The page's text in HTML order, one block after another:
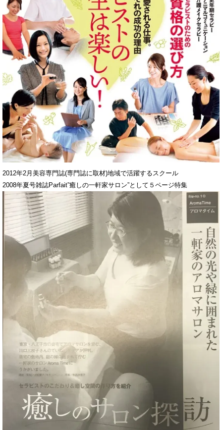
2012年2月美容専門誌(専門誌に取材)地域で活躍するスクール
2008年夏号雑誌Parfait”癒しの一軒家サロン”として５ページ特集